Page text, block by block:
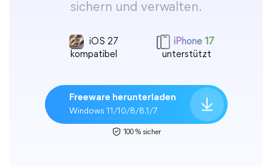
sichern und verwalten.
iOS 27
kompatibel
iPhone 17
unterstützt
Freeware herunterladen
Windows 11/10/8/8.1/7
100 % sicher